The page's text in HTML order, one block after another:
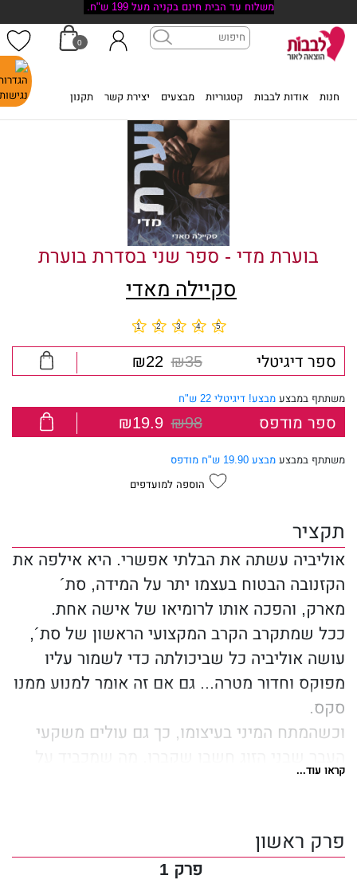
משלוח עד הבית חינם בקניה מעל 199 ש"ח.
חנות אודות לבבות קטגוריות מבצעים יצירת קשר תקנון
0
בוערת מדי - ספר שני בסדרת בוערת
סקיילה מאדי
ספר דיגיטלי ₪35
₪22
משתתף במבצע מבצע! דיגיטלי 22 ש"ח
ספר מודפס ₪98
₪19.9
משתתף במבצע מבצע 19.90 ש"ח מודפס
הוספה למועדפים
תקציר
אוליביה עשתה את הבלתי אפשרי. היא אילפה את
הקזנובה הבטוח בעצמו יתר על המידה, סת´
מארק, והפכה אותו לרומיאו של אישה אחת.
ככל שמתקרב הקרב המקצועי הראשון של סת´,
עושה אוליביה כל שביכולתה כדי לשמור עליו
מפוקס וחדור מטרה... גם אם זה אומר למנוע ממנו
סקס.
וכשהמתח המיני בעיצומו, כך גם עולים משקעי
חייהם הרומנטיים כמו גם המקצועיים.
נלחמים לקחת אוויר בעודם מתמודדים ראש
בראש עם העולם הקשוח של אומנויות הלחימה.
קראו עוד...
פרק ראשון
פרק 1